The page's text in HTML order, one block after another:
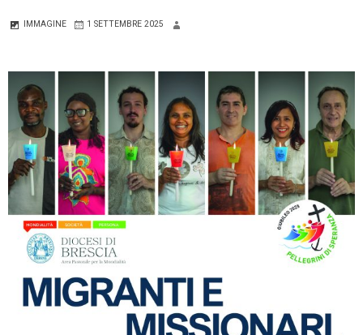
IMMAGINE 1 SETTEMBRE 2025